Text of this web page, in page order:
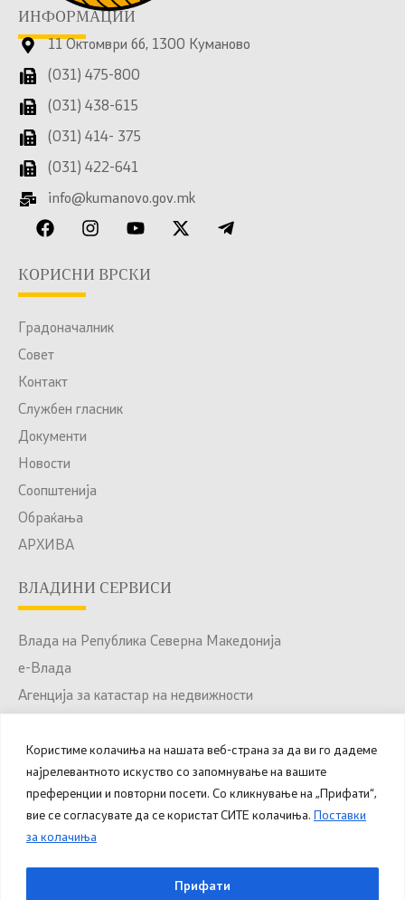
Користиме колачиња на нашата веб-страна за да ви го дадеме
најрелевантното искуство со запомнување на вашите
преференции и повторни посети. Со кликнување на „Прифати“,
вие се согласувате да се користат СИТЕ колачиња. Поставки
за колачиња
Прифати
ИНФОРМАЦИИ
11 Октомври бб, 1300 Куманово
(031) 475-800
(031) 438-615
(031) 414- 375
(031) 422-641
info@kumanovo.gov.mk
КОРИСНИ ВРСКИ
Градоначалник
Совет
Контакт
Службен гласник
Документи
Новости
Соопштенија
Обраќања
АРХИВА
ВЛАДИНИ СЕРВИСИ
Влада на Република Северна Македонија
е-Влада
Агенција за катастар на недвижности
Портал за отворени податоци
Национален Портал за е-Услуги
© 2025 – 2026 Општина Куманово. Сите права